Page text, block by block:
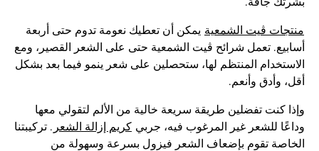
منتجات ڤيت الشمعية يمكن أن تعطيك نعومة تدوم حتى أربعة
أسابيع. تعمل شرائح ڤيت الشمعية حتى على الشعر القصير، ومع
الاستخدام المنتظم لها، ستحصلين على شعر ينمو فيما بعد بشكل
أقل، وأدق وأنعم.
وإذا كنت تفضلين طريقة سريعة خالية من الألم لتقولي معها
وداعًا للشعر غير المرغوب فيه، جربي كريم إزالة الشعر . تركيبتنا
الخاصة تقوم بإضعاف الشعر فيزول بسرعة وسهولة من